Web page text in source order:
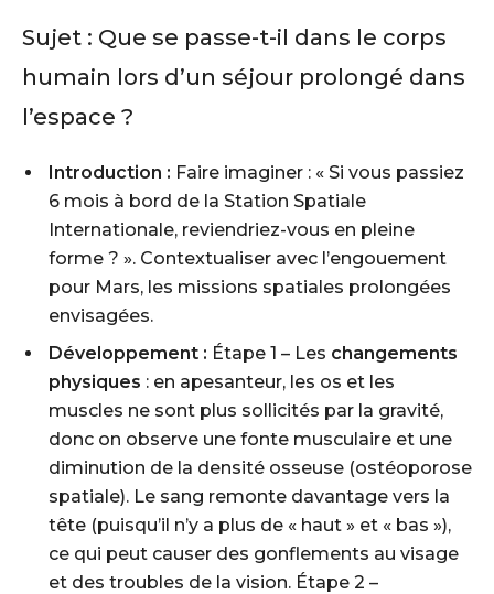
Sujet : Que se passe-t-il dans le corps
humain lors d’un séjour prolongé dans
l’espace ?
Introduction : Faire imaginer : « Si vous passiez
6 mois à bord de la Station Spatiale
Internationale, reviendriez-vous en pleine
forme ? ». Contextualiser avec l’engouement
pour Mars, les missions spatiales prolongées
envisagées.
Développement : Étape 1 – Les changements
physiques : en apesanteur, les os et les
muscles ne sont plus sollicités par la gravité,
donc on observe une fonte musculaire et une
diminution de la densité osseuse (ostéoporose
spatiale). Le sang remonte davantage vers la
tête (puisqu’il n’y a plus de « haut » et « bas »),
ce qui peut causer des gonflements au visage
et des troubles de la vision. Étape 2 –